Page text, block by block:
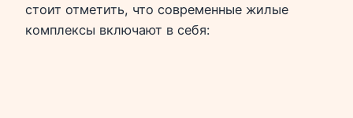
стоит отметить, что современные жилые
комплексы включают в себя: